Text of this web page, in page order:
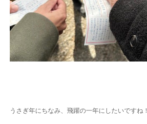
うさぎ年にちなみ、飛躍の一年にしたいですね！